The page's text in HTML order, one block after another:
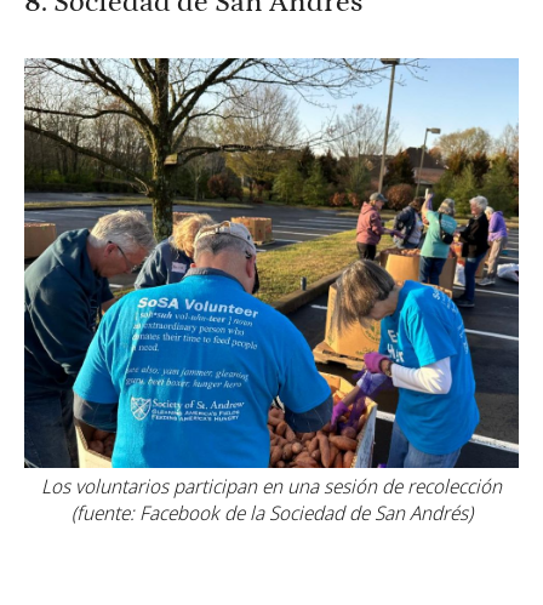
Los voluntarios participan en una sesión de recolección
(fuente: Facebook de la Sociedad de San Andrés)